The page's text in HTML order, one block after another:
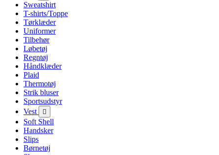
Sweatshirt
T-shirts/Toppe
Tørklæder
Uniformer
Tilbehør
Løbetøj
Regntøj
Håndklæder
Plaid
Thermotøj
Strik bluser
Sportsudstyr
Vest

Soft Shell
Handsker
Slips
Børnetøj